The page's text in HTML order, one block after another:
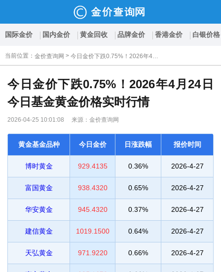
国际金价 国内金价 黄金回收 品牌金价 香港金价 白银价格
当前位置 ： 金价查询网 > 今日金价下跌0.75%！2026年4月24日今日基金黄金价格实时行情
今日金价下跌0.75%！2026年4月24日
今日基金黄金价格实时行情
2026-04-25 10:01:08 来源：金价查询网
黄金基金品种 今日金价 日涨跌幅 报价时间
博时黄金 929.4135 0.36% 2026-4-27
富国黄金 938.4320 0.65% 2026-4-27
华安黄金 945.4320 0.37% 2026-4-27
建信黄金 1019.1500 0.64% 2026-4-27
天弘黄金 971.9220 0.66% 2026-4-27